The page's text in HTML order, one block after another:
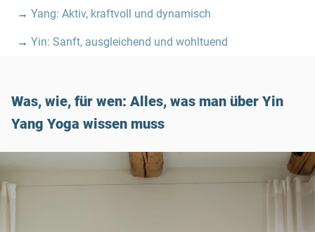
→ Yang: Aktiv, kraftvoll und dynamisch
→ Yin: Sanft, ausgleichend und wohltuend
Was, wie, für wen: Alles, was man über Yin
Yang Yoga wissen muss